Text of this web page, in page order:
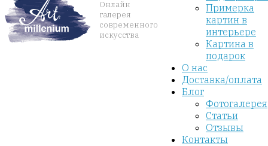
Онлайн
галерея
современного
искусства
Примерка
картин в
интерьере
Картина в
подарок
О нас
Доставка/оплата
Блог
Фотогалерея
Статьи
Отзывы
Контакты